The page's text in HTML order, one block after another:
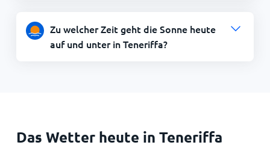
Zu welcher Zeit geht die Sonne heute
auf und unter in Teneriffa?
Das Wetter heute in Teneriffa